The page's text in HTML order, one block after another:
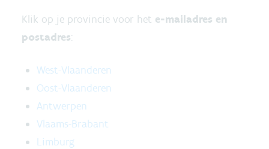
Klik op je provincie voor het e-mailadres en
postadres:
West-Vlaanderen
Oost-Vlaanderen
Antwerpen
Vlaams-Brabant
Limburg